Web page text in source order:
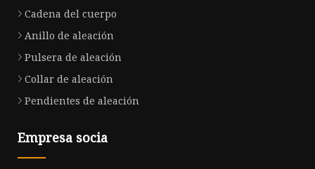
Cadena del cuerpo
Anillo de aleación
Pulsera de aleación
Collar de aleación
Pendientes de aleación
Empresa socia